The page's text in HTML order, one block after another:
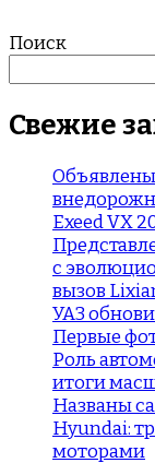
Поиск
Свежие
Exeed VX
с
вызов
УАЗ
Первые
Роль
итоги
Названы
Hyundai:
моторами